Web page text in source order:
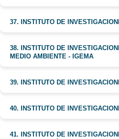
37. INSTITUTO DE
38. INSTITUTO DE
MEDIO AMBIENTE - IGEMA
39. INSTITUTO DE
40. INSTITUTO DE
41. INSTITUTO DE